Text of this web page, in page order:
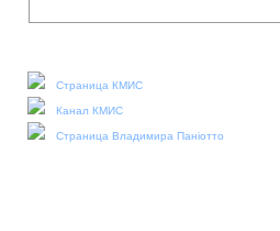
Страница КМИС
Канал КМИС
Страница Владимира Паніотто